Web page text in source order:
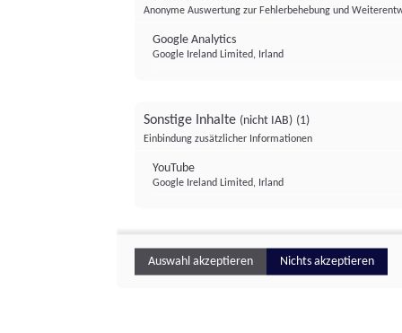
Anonyme Auswertung zur Fehlerbehebung und
Google Analytics
Google Ireland Limited, Irland
Sonstige Inhalte (nicht IAB) (1)
Einbindung zusätzlicher Informationen
YouTube
Google Ireland Limited, Irland
Auswahl akzeptieren Nichts akzeptieren